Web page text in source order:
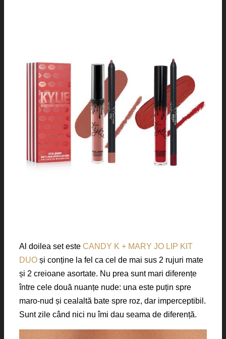
Al doilea set este CANDY K + MARY JO LIP KIT
DUO și conține la fel ca cel de mai sus 2 rujuri mate
și 2 creioane asortate. Nu prea sunt mari diferențe
între cele două nuanțe nude: una este puțin spre
maro-nud și cealaltă bate spre roz, dar imperceptibil.
Sunt zile când nici nu îmi dau seama de diferență.